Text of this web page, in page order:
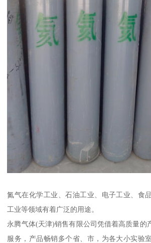
氮气在化学工业、石油工业、电子工业、食
工业等领域有着广泛的用途。
永腾气体(天津)销售有限公司凭借着高质量的
服务，产品畅销多个省、市，为各大小实验